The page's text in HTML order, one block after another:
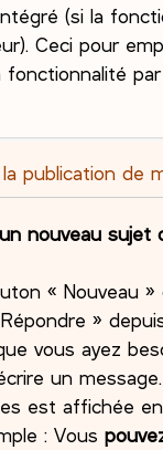
(si la
Ceci pour
fonctionnalité
publication de
nouveau sujet
« Nouveau »
»
vous ayez
un
est affichée
: Vous